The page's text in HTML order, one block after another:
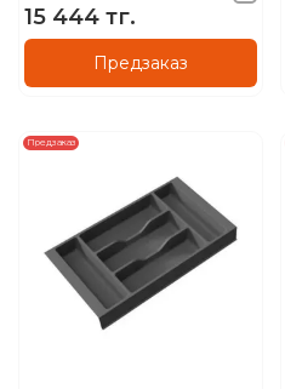
15 444 тг.
Предзаказ
Предзаказ